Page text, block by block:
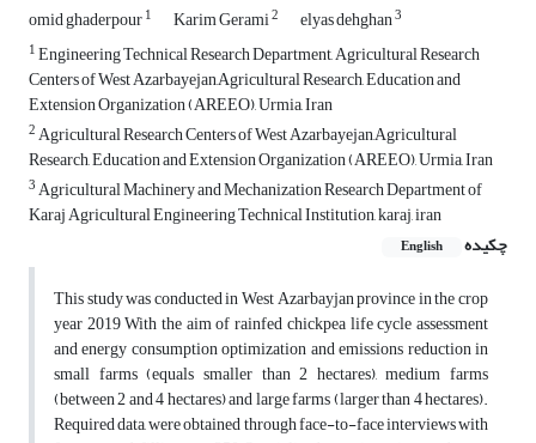
omid ghaderpour1 Karim Gerami2 elyas dehghan3
1Engineering Technical Research Department, Agricultural Research
Centers of West Azarbayejan,Agricultural Research, Education and
Extension Organization (AREEO), Urmia, Iran
2Agricultural Research Centers of West Azarbayejan,Agricultural
Research, Education and Extension Organization (AREEO), Urmia, Iran
3Agricultural Machinery and Mechanization Research Department of
Karaj Agricultural Engineering Technical Institution, karaj, iran
چکیده
English
This study was conducted in West Azarbayjan province in the crop
year 2019 With the aim of rainfed chickpea life cycle assessment
and energy consumption optimization and emissions reduction in
small farms (equals smaller than 2 hectares), medium farms
(between 2 and 4 hectares) and large farms (larger than 4 hectares).
Required data, were obtained through face-to-face interviews with